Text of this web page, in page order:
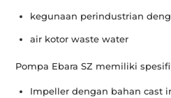
kegunaan perindustrian
air kotor waste water
Pompa Ebara SZ memiliki
Impeller dengan bahan cast